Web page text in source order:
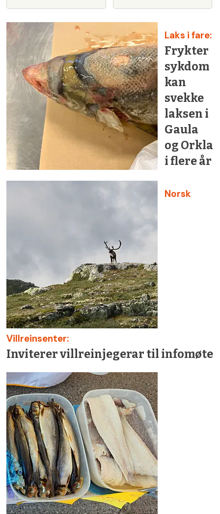
Laks i fare:
Frykter
sykdom
kan
svekke
laksen i
Gaula
og Orkla
i flere år
Norsk
Villreinsenter:
Inviterer villreinjegerar til infomøte